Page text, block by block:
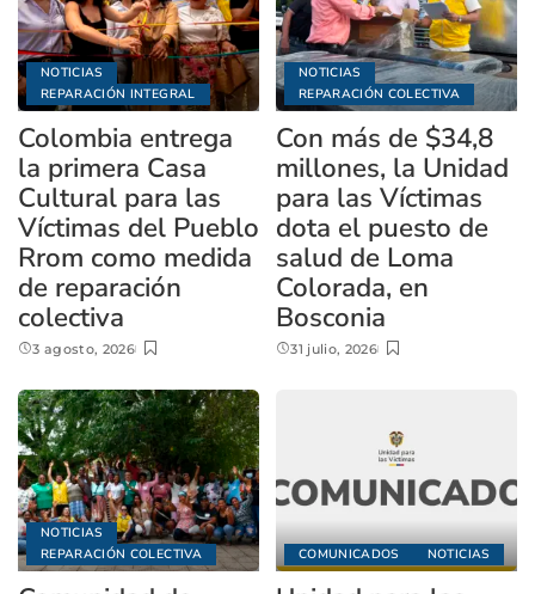
NOTICIAS
REPARACIÓN INTEGRAL
Colombia entrega
la primera Casa
Cultural para las
Víctimas del Pueblo
Rrom como medida
de reparación
colectiva
3 agosto, 2026
NOTICIAS
REPARACIÓN COLECTIVA
Con más de $34,8
millones, la Unidad
para las Víctimas
dota el puesto de
salud de Loma
Colorada, en
Bosconia
31 julio, 2026
NOTICIAS
REPARACIÓN COLECTIVA
COMUNICADOS NOTICIAS